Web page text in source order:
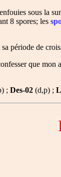
sous la
8 spores; les
sa période de
que
; Des-02 (d,p) ;